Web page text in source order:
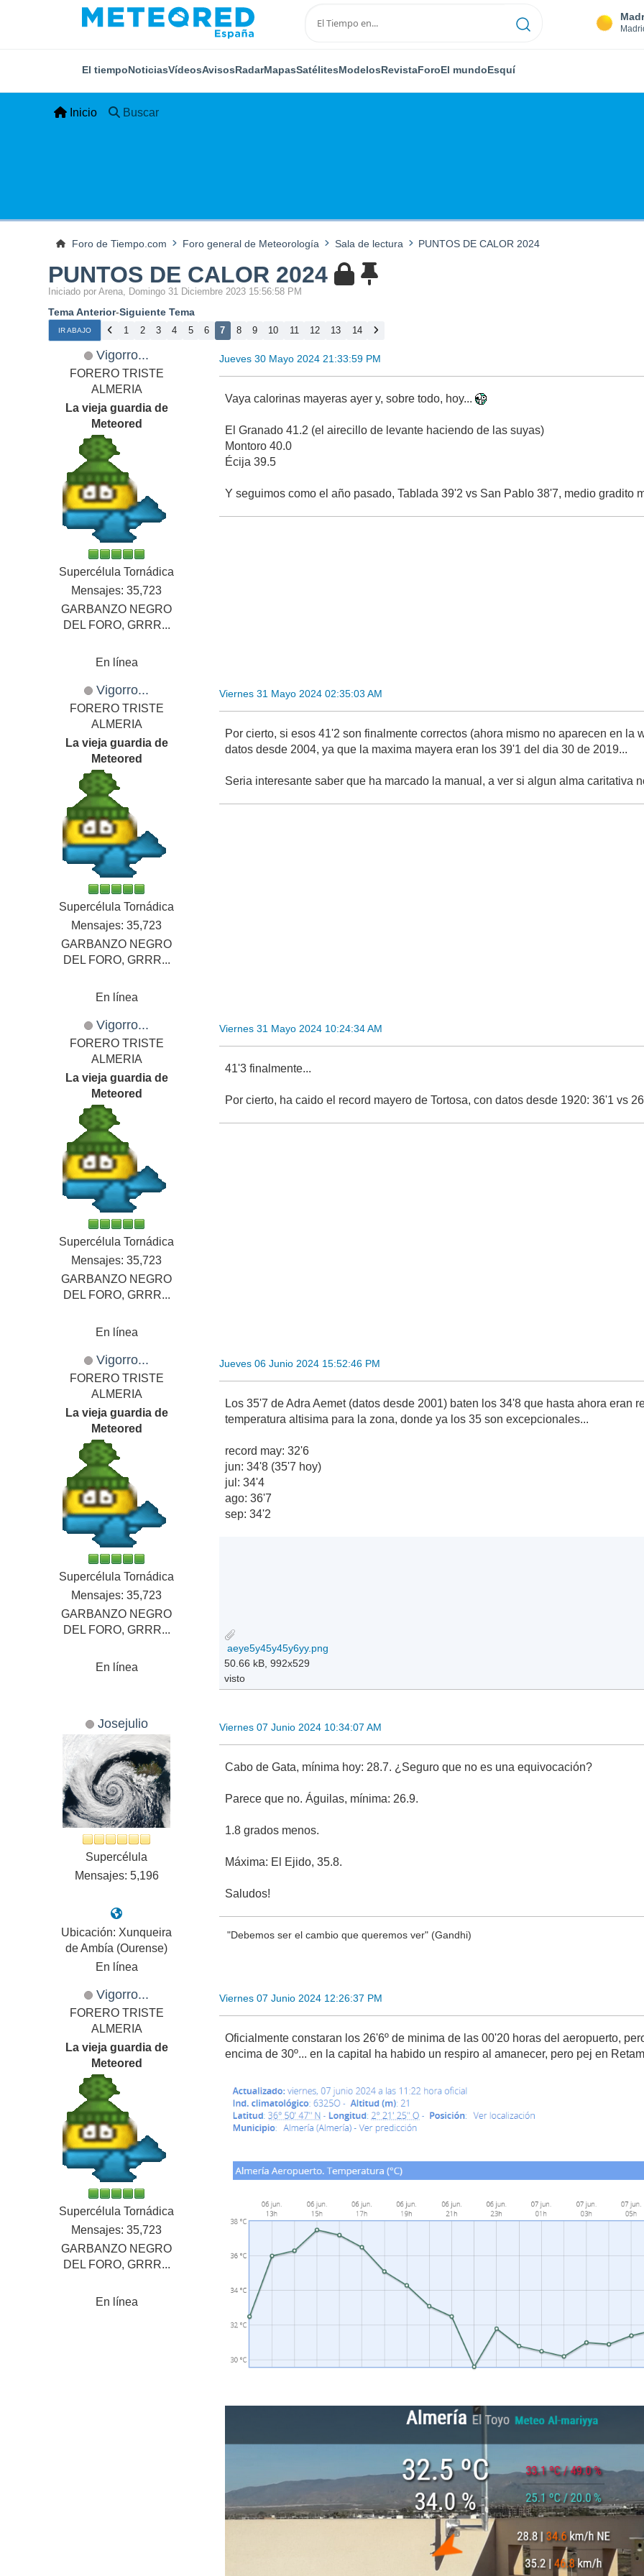
El tiempoNoticiasVídeosAvisosRadarMapasSatélitesModelosRevistaForoEl mundoEsquí
Inicio Buscar
Foro de Tiempo.com Foro general de Meteorología Sala de lectura PUNTOS DE CALOR 2024
PUNTOS DE CALOR 2024
Iniciado por Arena, Domingo 31 Diciembre 2023 15:56:58 PM
Tema Anterior-Siguiente Tema
IR ABAJO 1 2 3 4 5 6 7 8 9 10 11 12 13 14
Vigorro...
FORERO TRISTE
ALMERIA
La vieja guardia de
Meteored
Supercélula Tornádica
Mensajes: 35,723
GARBANZO NEGRO
DEL FORO, GRRR...
En línea
Jueves 30 Mayo 2024 21:33:59 PM
Vaya calorinas mayeras ayer y, sobre todo, hoy...
El Granado 41.2 (el airecillo de levante haciendo de las suyas)
Montoro 40.0
Écija 39.5
Y seguimos como el año pasado, Tablada 39'2 vs San Pablo 38'7, medio gradito
Vigorro...
FORERO TRISTE
ALMERIA
La vieja guardia de
Meteored
Supercélula Tornádica
Mensajes: 35,723
GARBANZO NEGRO
DEL FORO, GRRR...
En línea
Viernes 31 Mayo 2024 02:35:03 AM
Por cierto, si esos 41'2 son finalmente correctos (ahora mismo no aparecen en la
datos desde 2004, ya que la maxima mayera eran los 39'1 del dia 30 de 2019...
Seria interesante saber que ha marcado la manual, a ver si algun alma caritativa
Vigorro...
FORERO TRISTE
ALMERIA
La vieja guardia de
Meteored
Supercélula Tornádica
Mensajes: 35,723
GARBANZO NEGRO
DEL FORO, GRRR...
En línea
Viernes 31 Mayo 2024 10:24:34 AM
41'3 finalmente...
Por cierto, ha caido el record mayero de Tortosa, con datos desde 1920: 36'1 vs
Vigorro...
FORERO TRISTE
ALMERIA
La vieja guardia de
Meteored
Supercélula Tornádica
Mensajes: 35,723
GARBANZO NEGRO
DEL FORO, GRRR...
En línea
Jueves 06 Junio 2024 15:52:46 PM
Los 35'7 de Adra Aemet (datos desde 2001) baten los 34'8 que hasta ahora eran
temperatura altisima para la zona, donde ya los 35 son excepcionales...
record may: 32'6
jun: 34'8 (35'7 hoy)
jul: 34'4
ago: 36'7
sep: 34'2
aeye5y45y45y6yy.png
50.66 kB, 992x529
visto
Josejulio
Supercélula
Mensajes: 5,196
Ubicación: Xunqueira
de Ambía (Ourense)
En línea
Viernes 07 Junio 2024 10:34:07 AM
Cabo de Gata, mínima hoy: 28.7. ¿Seguro que no es una equivocación?
Parece que no. Águilas, mínima: 26.9.
1.8 grados menos.
Máxima: El Ejido, 35.8.
Saludos!
"Debemos ser el cambio que queremos ver" (Gandhi)
Vigorro...
FORERO TRISTE
ALMERIA
La vieja guardia de
Meteored
Supercélula Tornádica
Mensajes: 35,723
GARBANZO NEGRO
DEL FORO, GRRR...
En línea
Viernes 07 Junio 2024 12:26:37 PM
Oficialmente constaran los 26'6º de minima de las 00'20 horas del aeropuerto,
encima de 30º... en la capital ha habido un respiro al amanecer, pero pej en